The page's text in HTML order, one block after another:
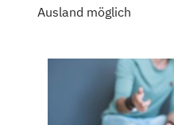
Ausland möglich